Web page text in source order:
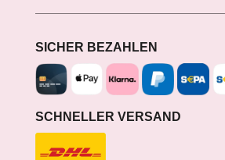
SICHER BEZAHLEN
SCHNELLER VERSAND